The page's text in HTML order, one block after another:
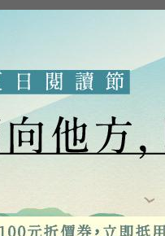
之石四部曲」、「
本。賈克1947年
古埃及與中世紀之
埃及為背景的小說
《光明之子》的法
的法國人。